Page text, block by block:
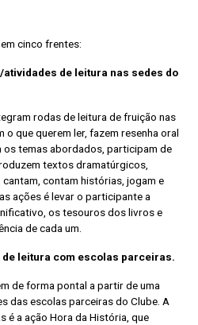
cinco frentes:
de leitura nas sedes do
rodas de leitura de fruição nas
que querem ler, fazem resenha oral
temas abordados, participam de
textos dramatúrgicos,
contam histórias, jogam e
ações é levar o participante a
os tesouros dos livros e
de cada um.
leitura com escolas parceiras.
de forma pontal a partir de uma
das escolas parceiras do Clube. A
é a ação Hora da História, que